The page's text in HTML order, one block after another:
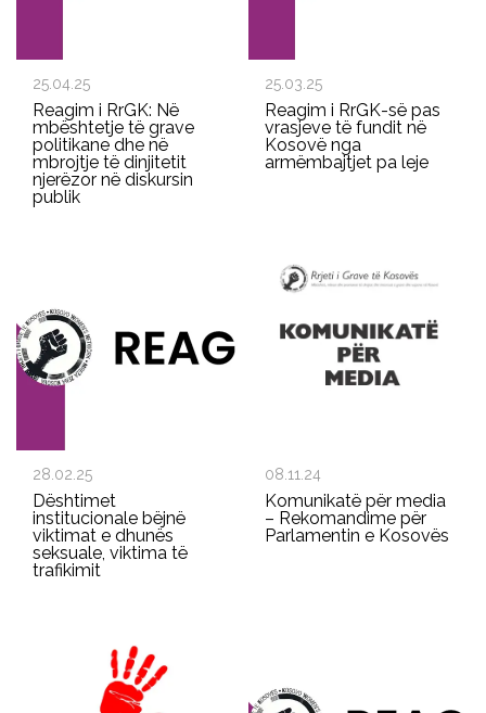
25.04.25
Reagim i RrGK: Në
mbështetje të grave
politikane dhe në
mbrojtje të dinjitetit
njerëzor në diskursin
publik
25.03.25
Reagim i RrGK-së pas
vrasjeve të fundit në
Kosovë nga
armëmbajtjet pa leje
28.02.25
Dështimet
institucionale bëjnë
viktimat e dhunës
seksuale, viktima të
trafikimit
08.11.24
Komunikatë për media
– Rekomandime për
Parlamentin e Kosovës